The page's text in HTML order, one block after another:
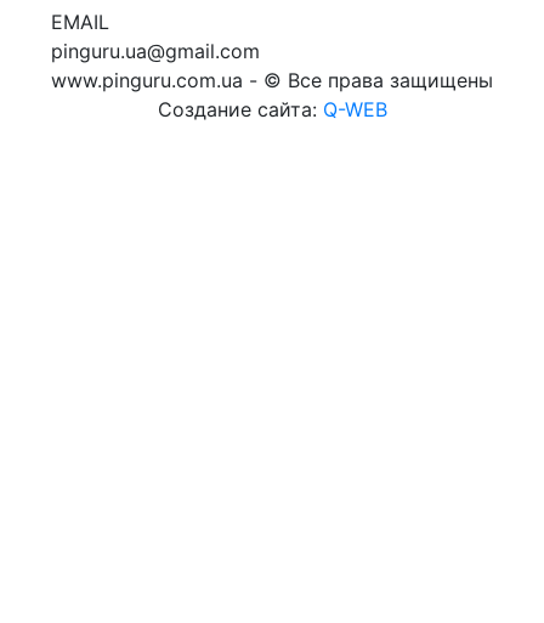
EMAIL
pinguru.ua@gmail.com
www.pinguru.com.ua - © Все права защищены
Создание сайта: Q-WEB